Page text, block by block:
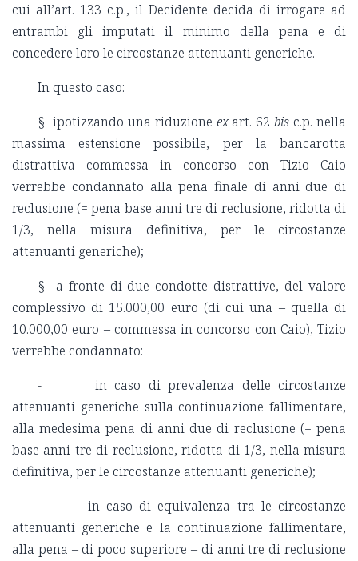
cui all’art. 133 c.p., il Decidente decida di irrogare ad
entrambi gli imputati il minimo della pena e di
concedere loro le circostanze attenuanti generiche.
In questo caso:
§ ipotizzando una riduzione exart. 62bis c.p. nella
massima estensione possibile, per la bancarotta
distrattiva commessa in concorso con Tizio Caio
verrebbe condannato alla pena finale di anni due di
reclusione (= pena base anni tre di reclusione, ridotta di
1/3, nella misura definitiva, per le circostanze
attenuanti generiche);
§ a fronte di due condotte distrattive, del valore
complessivo di 15.000,00 euro (di cui una – quella di
10.000,00 euro – commessa in concorso con Caio), Tizio
verrebbe condannato:
- in caso di prevalenza delle circostanze
attenuanti generiche sulla continuazione fallimentare,
alla medesima pena di anni due di reclusione (= pena
base anni tre di reclusione, ridotta di 1/3, nella misura
definitiva, per le circostanze attenuanti generiche);
- in caso di equivalenza tra le circostanze
attenuanti generiche e la continuazione fallimentare,
alla pena – di poco superiore – di anni tre di reclusione